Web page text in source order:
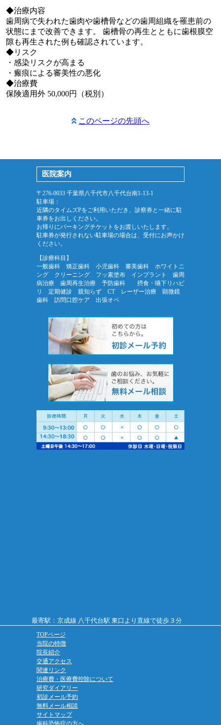
◆治療内容
歯周病で失われた歯肉や歯槽骨などの歯周組織を罹患前の
状態にまで改善できます。 歯槽骨の再生とともに歯根膜空
隙も再生された例も確認されています。
◆リスク
・感染リスクが高まる
・瘢痕による審美性の悪化
◆治療費
保険適用外 50,000円（税別）
このページの先頭へ
医院案内
〒276-0033 千葉県八千代市八千代台南1-13-1
駐車場：
近隣のタイムズPをご利用いただき、診察券と一緒に駐
車券をお出しください。
お帰りにパーキングチケットをお渡しいたします。
駐車券が発行されない駐車場の場合は、受付にお声かけ
ください。
【診療科目】
一般歯科 矯正歯科 小児歯科 審美歯科 ホワイトニ
ング クリーニング フッ素塗布 インプラント 歯周
病治療 歯周再生治療 予防歯科 摂食・嚥下リハビ
リ 定期健診 親知らず CT レーザー治療 顕微鏡
歯科 訪問口腔ケア 出張オペ
最寄駅：京成線 八千代台駅 東口より直線で徒歩３分
TOPページ
当院の特徴
院長紹介
交通アクセス
関連リンク
治療費・医療費控除について
研究ダイアリー
初診メール予約
無料メール相談
サイトマップ
歯科恐怖症の方へ